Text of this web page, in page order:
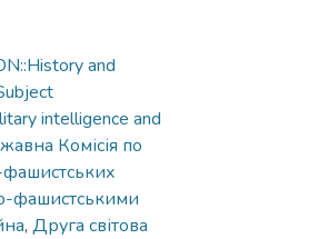
and
intelligence and
Комісія по
фашистських
фашистськими
, Друга світова